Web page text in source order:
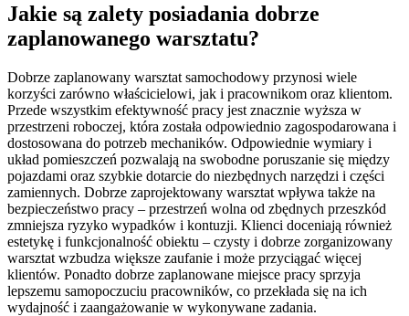
Jakie są zalety posiadania dobrze
zaplanowanego warsztatu?
Dobrze zaplanowany warsztat samochodowy przynosi wiele
korzyści zarówno właścicielowi, jak i pracownikom oraz klientom.
Przede wszystkim efektywność pracy jest znacznie wyższa w
przestrzeni roboczej, która została odpowiednio zagospodarowana i
dostosowana do potrzeb mechaników. Odpowiednie wymiary i
układ pomieszczeń pozwalają na swobodne poruszanie się między
pojazdami oraz szybkie dotarcie do niezbędnych narzędzi i części
zamiennych. Dobrze zaprojektowany warsztat wpływa także na
bezpieczeństwo pracy – przestrzeń wolna od zbędnych przeszkód
zmniejsza ryzyko wypadków i kontuzji. Klienci doceniają również
estetykę i funkcjonalność obiektu – czysty i dobrze zorganizowany
warsztat wzbudza większe zaufanie i może przyciągać więcej
klientów. Ponadto dobrze zaplanowane miejsce pracy sprzyja
lepszemu samopoczuciu pracowników, co przekłada się na ich
wydajność i zaangażowanie w wykonywane zadania.